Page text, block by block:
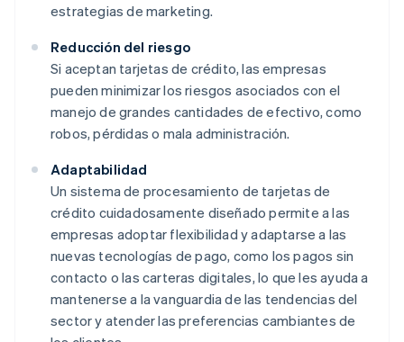
estrategias de marketing.
Reducción del riesgo
Si aceptan tarjetas de crédito, las empresas
pueden minimizar los riesgos asociados con el
manejo de grandes cantidades de efectivo, como
robos, pérdidas o mala administración.
Adaptabilidad
Un sistema de procesamiento de tarjetas de
crédito cuidadosamente diseñado permite a las
empresas adoptar flexibilidad y adaptarse a las
nuevas tecnologías de pago, como los pagos sin
contacto o las carteras digitales, lo que les ayuda a
mantenerse a la vanguardia de las tendencias del
sector y atender las preferencias cambiantes de